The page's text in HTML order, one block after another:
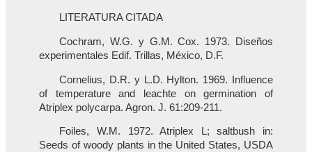
LITERATURA CITADA
Cochram, W.G. y G.M. Cox. 1973. Diseños
experimentales Edif. Trillas, México, D.F.
Cornelius, D.R. y L.D. Hylton. 1969. Influence
of temperature and leachte on germination of
Atriplex polycarpa. Agron. J. 61:209-211.
Foiles, W.M. 1972. Atriplex L; saltbush in:
Seeds of woody plants in the United States, USDA